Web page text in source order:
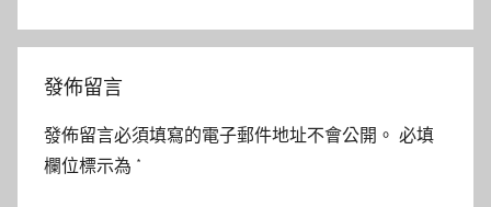
發佈留言
發佈留言必須填寫的電子郵件地址不會公開。 必填
欄位標示為 *